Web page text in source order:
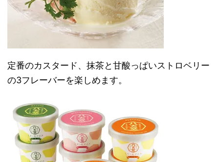
定番のカスタード、抹茶と甘酸っぱいストロベリー
の3フレーバーを楽しめます。